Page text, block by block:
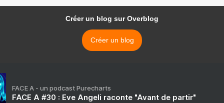
Créer un blog sur Overblog
Créer un blog
FACE A - un podcast Purecharts
FACE A #30 : Eve Angeli raconte "Avant de partir"